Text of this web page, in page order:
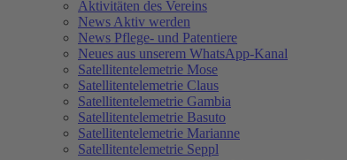
Aktivitäten des Vereins
News Aktiv werden
News Pflege- und Patentiere
Neues aus unserem WhatsApp-Kanal
Satellitentelemetrie Mose
Satellitentelemetrie Claus
Satellitentelemetrie Gambia
Satellitentelemetrie Basuto
Satellitentelemetrie Marianne
Satellitentelemetrie Seppl